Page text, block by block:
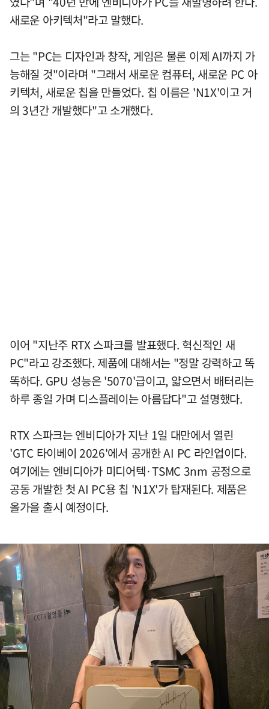
새로운 아키텍처"라고 말했다.
그는 "PC는 디자인과 창작, 게임은 물론 이제 AI까지 가
능해질 것"이라며 "그래서 새로운 컴퓨터, 새로운 PC 아
키텍처, 새로운 칩을 만들었다. 칩 이름은 'N1X'이고 거
의 3년간 개발했다"고 소개했다.
이어 "지난주 RTX 스파크를 발표했다. 혁신적인 새
PC"라고 강조했다. 제품에 대해서는 "정말 강력하고 똑
똑하다. GPU 성능은 '5070'급이고, 얇으면서 배터리는
하루 종일 가며 디스플레이는 아름답다"고 설명했다.
RTX 스파크는 엔비디아가 지난 1일 대만에서 열린
'GTC 타이베이 2026'에서 공개한 AI PC 라인업이다.
여기에는 엔비디아가 미디어텍·TSMC 3nm 공정으로
공동 개발한 첫 AI PC용 칩 'N1X'가 탑재된다. 제품은
올가을 출시 예정이다.